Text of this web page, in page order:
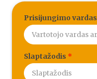
Prisijungimo vardas
Slaptažodis *